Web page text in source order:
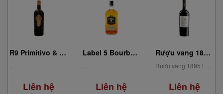
R9 Primitivo & Syrah Passito Salento IGP
Liên hệ
Label 5 Bourbon Barrel Classic Black 0.70L
Liên hệ
Rượu vang 1895 La Storia Primitivo di Manduria DOC
Liên hệ